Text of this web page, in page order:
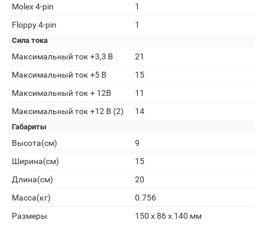
Molex 4-pin
1
Floppy 4-pin
1
Сила тока
Максимальный ток +3,3 В
21
Максимальный ток +5 В
15
Максимальный ток + 12В
11
Максимальный ток +12 В (2)
14
Габариты
Высота(см)
9
Ширина(см)
15
Длина(см)
20
Масса(кг)
0.756
Размеры
150 x 86 x 140 мм